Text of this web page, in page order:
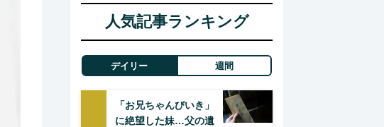
人気記事ランキング
デイリー 週間
「お兄ちゃんびいき」
に絶望した妹…父の遺